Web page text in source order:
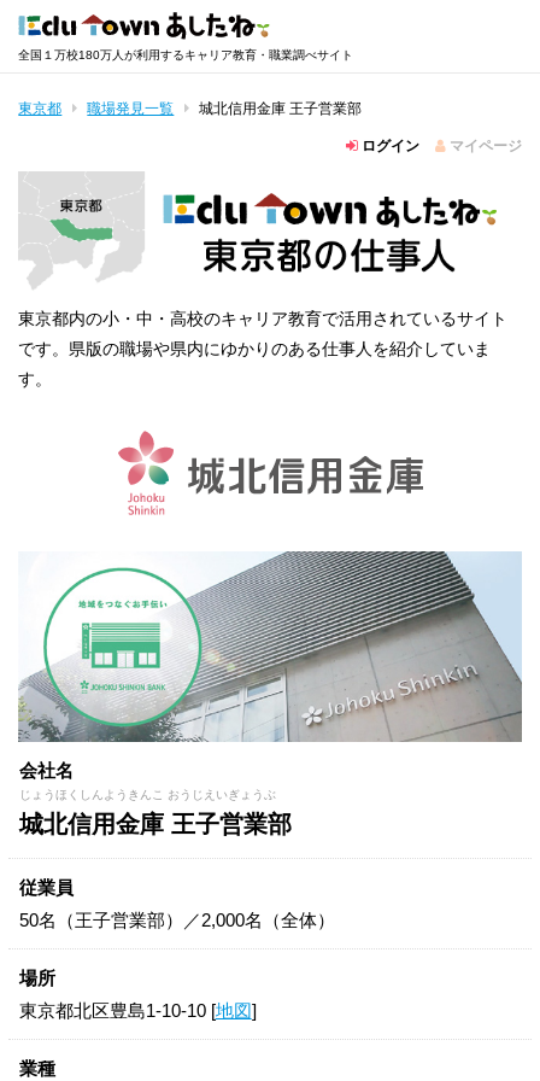
全国１万校180万人が利用するキャリア教育・職業調べサイト
東京都 職場発見一覧 城北信用金庫 王子営業部
ログイン マイページ
東京都内の小・中・高校のキャリア教育で活用されているサイト
です。県版の職場や県内にゆかりのある仕事人を紹介していま
す。
会社名
じょうほくしんようきんこ おうじえいぎょうぶ
城北信用金庫 王子営業部
従業員
50名（王子営業部）／2,000名（全体）
場所
東京都北区豊島1-10-10 [地図]
業種